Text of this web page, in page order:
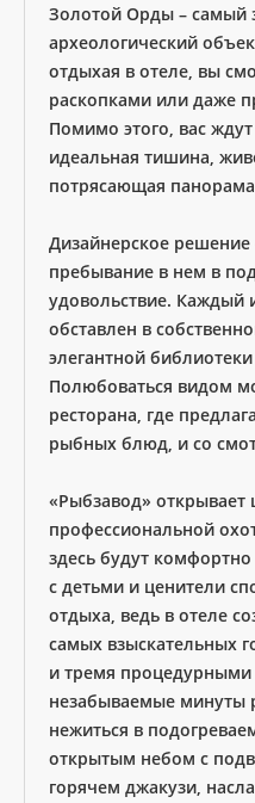
Золотой Орды – самый
археологический
отдыхая в отеле, вы
раскопками или даже
Помимо этого, вас
идеальная тишина,
потрясающая панорама
Дизайнерское решение
пребывание в нем в
удовольствие. Каждый
обставлен в
элегантной
Полюбоваться видом
ресторана, где
рыбных блюд, и со
«Рыбзавод»
профессиональной
здесь будут комфортно
с детьми и ценители
отдыха, ведь в отеле
самых взыскательных
и тремя
незабываемые минуты
нежиться в
открытым небом с
горячем джакузи,